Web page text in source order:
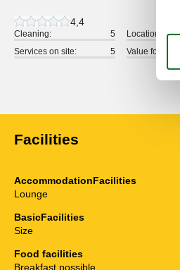
4,4
Cleaning: 5 Location:
Services on site:
5 Value for
Facilities
AccommodationFacilities
Lounge
BasicFacilities
Size
Food facilities
Breakfast possible